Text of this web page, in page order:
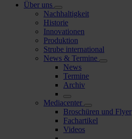
Über uns
Nachhaltigkeit
Historie
Innovationen
Produktion
Strube international
News & Termine
News
Termine
Archiv
Mediacenter
Broschüren und Flyer
Fachartikel
Videos